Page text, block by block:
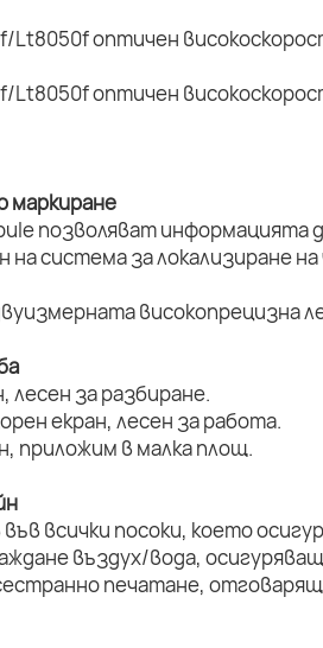
маркиране
позволяват информацията
на система за локализиране
високопрецизна
лесен за разбиране.
екран, лесен за работа.
приложим в малка площ.
всички посоки, което
въздух/вода,
печатане,